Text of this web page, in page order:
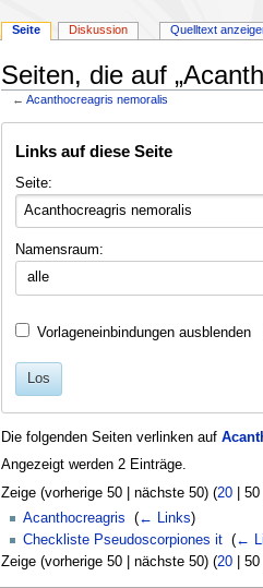
Seiten, die auf
←Acanthocreagris nemoralis
Navigation
Suche
Links auf diese Seite
Seite:
Namensraum:
alle
Vorlageneinbindungen ausblenden
Los
Die folgenden Seiten verlinken auf
Angezeigt werden 2 Einträge.
Zeige (vorherige 50| nächste 50) (20| 50|
Acanthocreagris
(← Links)
Checkliste Pseudoscorpiones it‎ (←
Zeige (vorherige 50| nächste 50) (20| 50|
Seite Diskussion Quelltext